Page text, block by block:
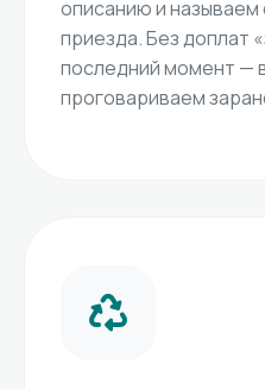
описанию и
приезда. Без доплат
последний момент —
проговариваем